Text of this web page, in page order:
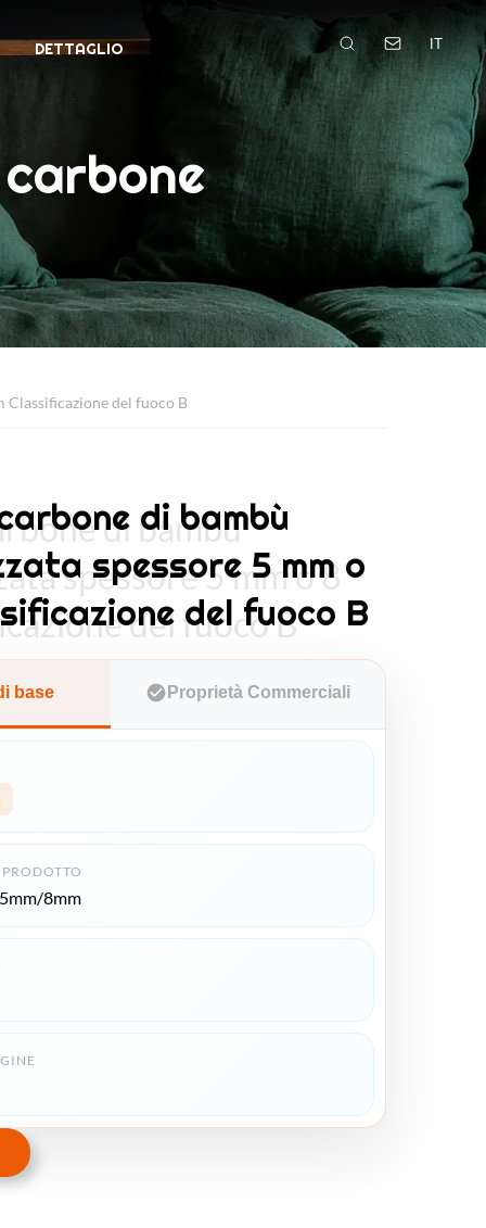
DETTAGLIO IT
Classificazione del fuoco B
di bambù
spessore 5 mm o
del fuoco B
di bambù
spessore 5 mm o 8
del fuoco B
base Proprietà Commerciali
8mm